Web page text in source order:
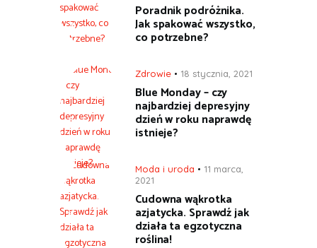
Poradnik podróżnika.
Jak spakować wszystko,
co potrzebne?
Zdrowie 18 stycznia, 2021
Blue Monday – czy
najbardziej depresyjny
dzień w roku naprawdę
istnieje?
Moda i uroda
11 marca,
2021
Cudowna wąkrotka
azjatycka. Sprawdź jak
działa ta egzotyczna
roślina!